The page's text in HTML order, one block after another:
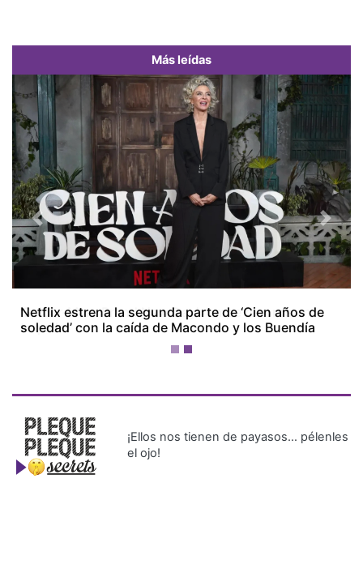
Más leídas
'Spider-Man: Brand New Day' rompe récords en
taquilla
Previous Next
¡Ellos nos tienen de payasos… pélenles
el ojo!